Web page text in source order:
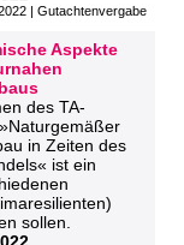
| Gutachtenvergabe
Aspekte
des TA-
in Zeiten des
ist ein
sollen.